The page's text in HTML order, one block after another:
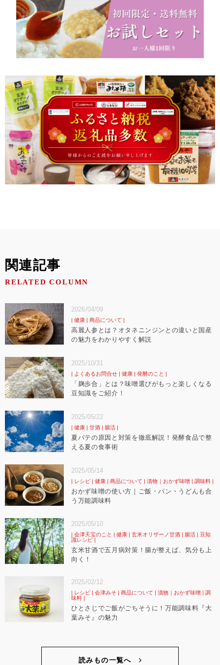
関連記事
RELATED COLUMN
2026/04/09
健康 商品について
高麗人参とは？オタネニンジンとの違いと国産
の魅力をわかりやすく解説
2025/10/31
よくあるお問合せ 健康 発酵のこと
「麹歩合」とは？味噌選びがもっと楽しくなる
豆知識をご紹介！
2025/05/22
健康 甘酒 腸活
夏バテの原因と対策を徹底解説！発酵食品で整
える夏の食事術
2025/05/14
レシピ 健康 商品について 漬物｜おかず味噌 調味料
おかず味噌の使い方｜ご飯・パン・うどんも合
う万能調味料
2025/05/10
会津天宝のこと 健康 玄米オリザーノ甘酒 腸活
豆知
識レシピ
玄米甘酒で五月病対策！腸が整えば、気分も上
向く！
2025/02/12
レシピ 会津みそ 商品について 漬物｜おかず味噌
調
味料
ひとさじでご飯がごちそうに！万能調味料『大
葉みそ』の魅力
読みもの一覧へ